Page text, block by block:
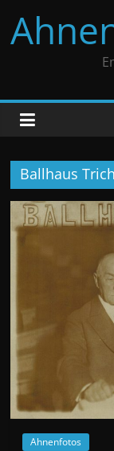
Inhalt
springen
Ballhaus
Ahnenfotos